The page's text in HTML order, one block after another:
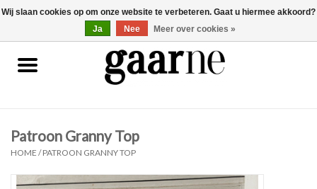
gaarne.be 0 Artikelen - €0,00
Patronen
Garen
Patroon Granny Top
HOME /PATROON GRANNY TOP
Wij slaan cookies op om onze website te verbeteren. Gaat u hiermee akkoord?
Ja
Nee Meer over cookies »